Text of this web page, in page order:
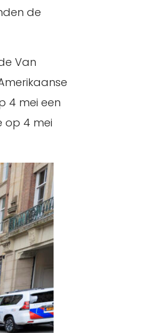
de
Van
4 mei een
op 4 mei